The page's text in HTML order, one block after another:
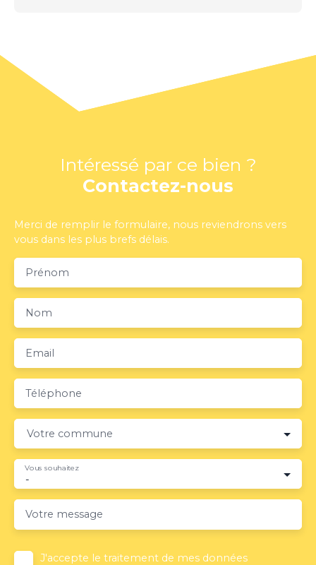
Intéressé par ce bien ?
Contactez-nous
Merci de remplir le formulaire, nous reviendrons vers
vous dans les plus brefs délais.
Prénom
Nom
Email
Téléphone
Votre commune
-
Vous souhaitez
Votre message
J'accepte le traitement de mes données